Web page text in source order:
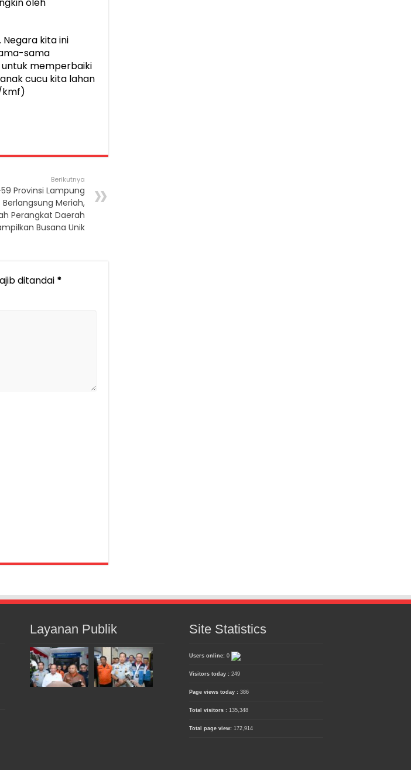
oleh
kita ini
sama
memperbaiki
cucu kita lahan
kmf)
Berikutnya
Provinsi Lampung
Berlangsung Meriah,
Perangkat Daerah
Busana Unik
ditandai *
Layanan Publik Site Statistics
Users online: 0
Visitors today : 249
Page views today : 386
Total visitors : 135,348
Total page view: 172,914